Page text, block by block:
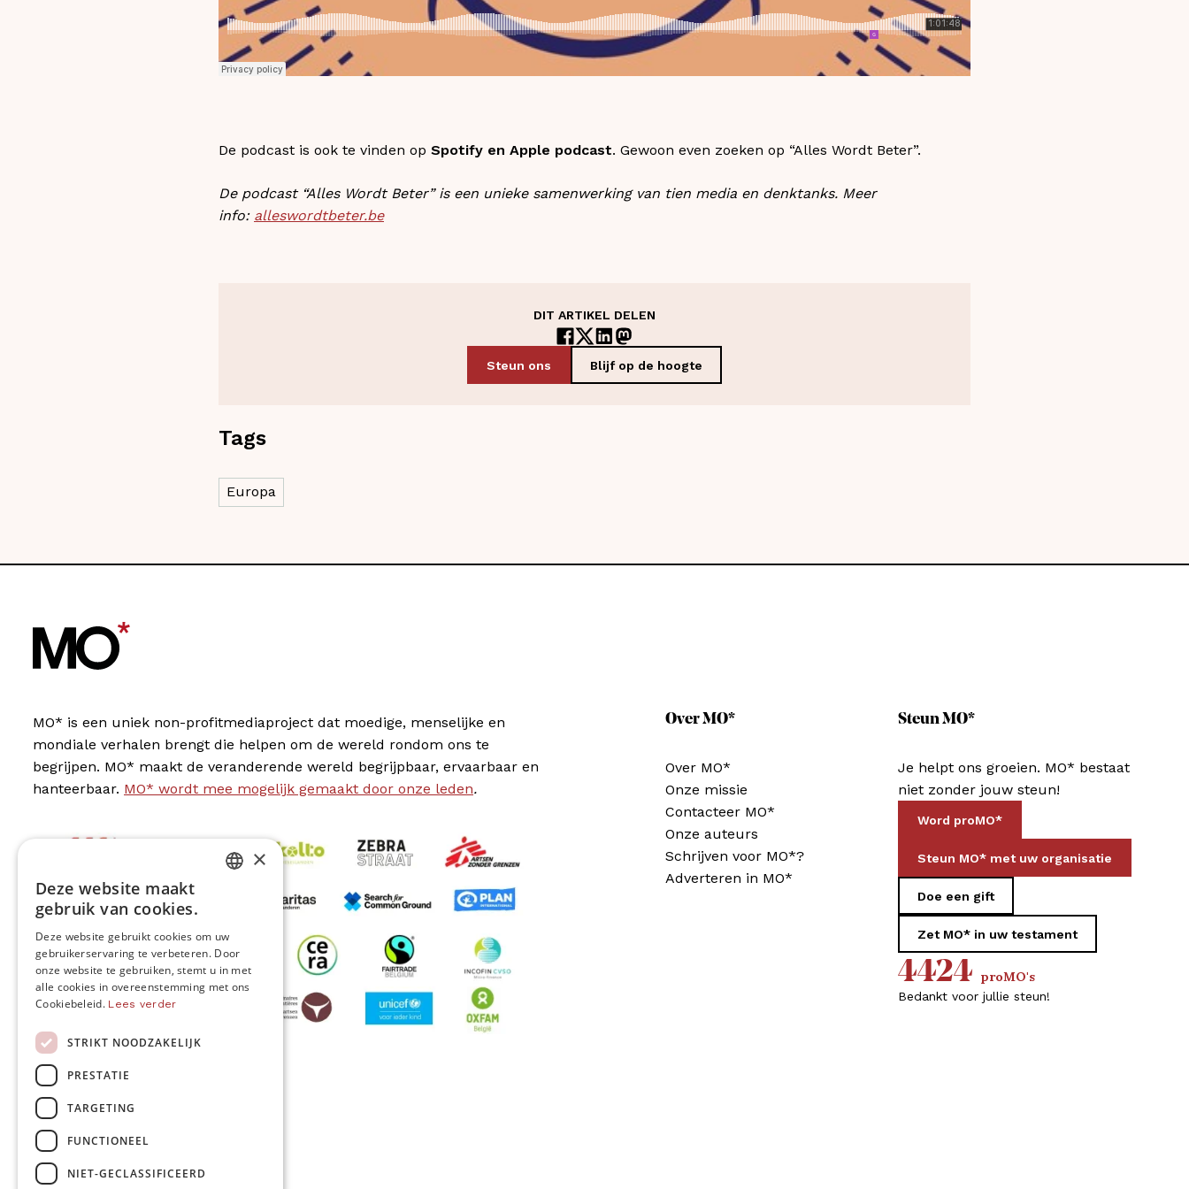
De podcast is ook te vinden op Spotify en Apple podcast. Gewoon even zoeken op “Alles Wordt Beter”.
De podcast “Alles Wordt Beter” is een unieke samenwerking van tien media en denktanks. Meer
info: alleswordtbeter.be
DIT ARTIKEL DELEN
Steun ons Blijf op de hoogte
Tags
Europa
MO* is een uniek non-profitmediaproject dat moedige, menselijke en
mondiale verhalen brengt die helpen om de wereld rondom ons te
begrijpen. MO* maakt de veranderende wereld begrijpbaar, ervaarbaar en
hanteerbaar. MO* wordt mee mogelijk gemaakt door onze leden.
MO* wordt gesteund door
Volg ons
Over MO*
Over MO*
Onze missie
Contacteer MO*
Onze auteurs
Schrijven voor MO*?
Adverteren in MO*
Steun MO*
Je helpt ons groeien. MO* bestaat
niet zonder jouw steun!
Word proMO*
Steun MO* met uw organisatie
Doe een gift
Zet MO* in uw testament
4424 proMO's
Bedankt voor jullie steun!
ENGLISH
×
Deze website maakt
gebruik van cookies.
Deze website gebruikt cookies om uw
gebruikerservaring te verbeteren. Door
onze website te gebruiken, stemt u in met
alle cookies in overeenstemming met ons
Cookiebeleid. Lees verder
STRIKT NOODZAKELIJK
PRESTATIE
TARGETING
FUNCTIONEEL
NIET-GECLASSIFICEERD